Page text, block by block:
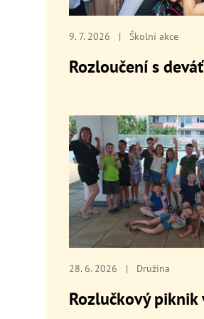
9. 7. 2026 | Školní akce
Rozloučení s
28. 6. 2026 | Družina
Rozlučkový piknik